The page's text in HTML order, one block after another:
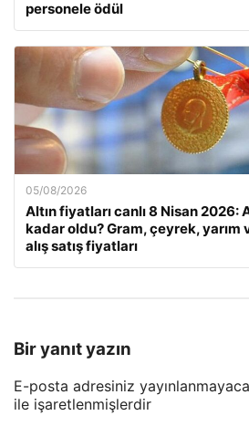
personele ödül
05/08/2026
Altın fiyatları canlı 8 Nisan 2026:
kadar oldu? Gram, çeyrek, yarım
alış satış fiyatları
Bir yanıt yazın
E-posta adresiniz
ile işaretlenmişlerdir